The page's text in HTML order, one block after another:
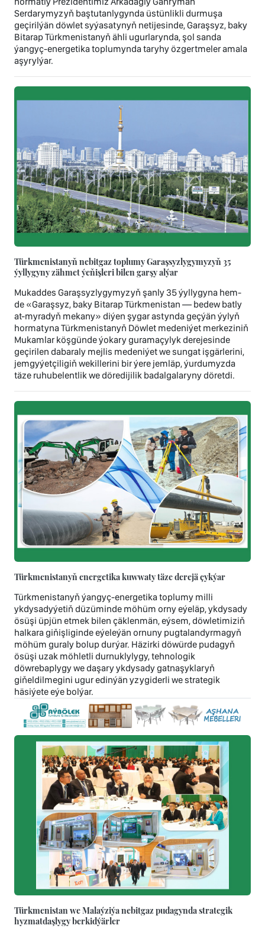
Serdarymyzyň baştutanlygynda üstünlikli durmuşa
geçirilýän döwlet syýasatynyň netijesinde, Garaşsyz, baky
Bitarap Türkmenistanyň ähli ugurlarynda, şol sanda
ýangyç-energetika toplumynda taryhy özgertmeler amala
aşyrylýar.
Türkmenistanyň nebitgaz toplumy Garaşsyzlygymyzyň 35
ýyllygyny zähmet ýeňişleri bilen garşy alýar
Mukaddes Garaşsyzlygymyzyň şanly 35 ýyllygyna hem-
de «Garaşsyz, baky Bitarap Türkmenistan — bedew batly
at-myradyň mekany» diýen şygar astynda geçýän ýylyň
hormatyna Türkmenistanyň Döwlet medeniýet merkeziniň
Mukamlar köşgünde ýokary guramaçylyk derejesinde
geçirilen dabaraly mejlis medeniýet we sungat işgärlerini,
jemgyýetçiligiň wekillerini bir ýere jemläp, ýurdumyzda
täze ruhubelentlik we döredijilik badalgalaryny döretdi.
Türkmenistanyň energetika kuwwaty täze derejä çykýar
Türkmenistanyň ýangyç-energetika toplumy milli
ykdysadyýetiň düzüminde möhüm orny eýeläp, ykdysady
ösüşi üpjün etmek bilen çäklenmän, eýsem, döwletimiziň
halkara giňişliginde eýeleýän ornuny pugtalandyrmagyň
möhüm guraly bolup durýar. Häzirki döwürde pudagyň
ösüşi uzak möhletli durnuklylygy, tehnologik
döwrebaplygy we daşary ykdysady gatnaşyklaryň
giňeldilmegini ugur edinýän yzygiderli we strategik
häsiýete eýe bolýar.
Türkmenistan we Malaýziýa nebitgaz pudagynda strategik
hyzmatdaşlygy berkidýärler